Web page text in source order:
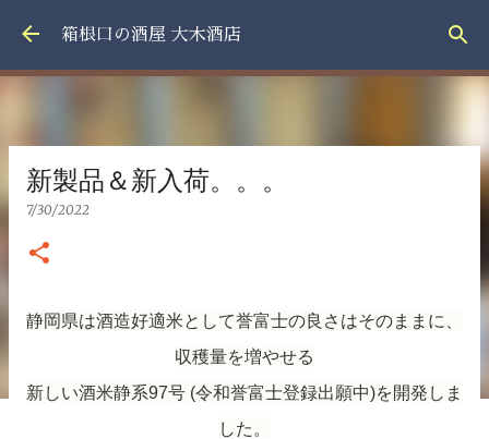
スキップしてメイン コンテンツに移動
箱根口の酒屋 大木酒店
新製品＆新入荷。。。
7/30/2022
静岡県は酒造好適米として誉富士の良さはそのままに、
収穫量を増やせる
新しい酒米静系97号 (令和誉富士登録出願中)を開発しま
した。